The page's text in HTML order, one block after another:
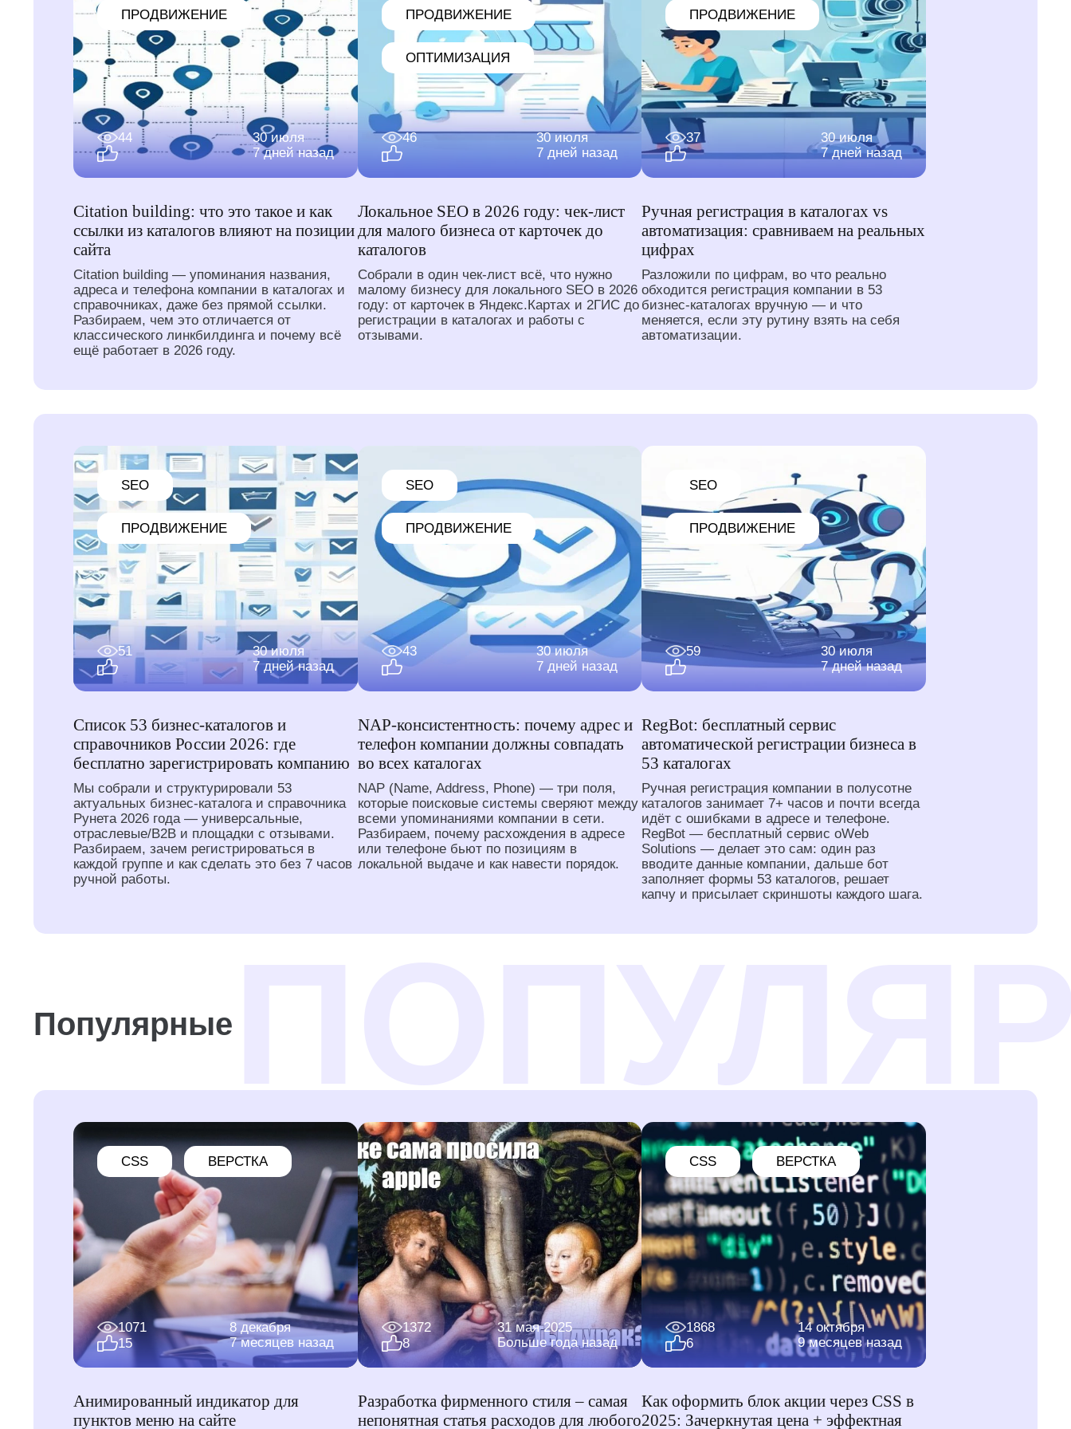
ПРОДВИЖЕНИЕ
44
30 июля
7 дней назад
Citation building: что это такое и как
ссылки из каталогов влияют на позиции
сайта
Citation building — упоминания названия,
адреса и телефона компании в каталогах и
справочниках, даже без прямой ссылки.
Разбираем, чем это отличается от
классического линкбилдинга и почему всё
ещё работает в 2026 году.
ПРОДВИЖЕНИЕ
ОПТИМИЗАЦИЯ
46
30 июля
7 дней назад
Локальное SEO в 2026 году: чек-лист
для малого бизнеса от карточек до
каталогов
Собрали в один чек-лист всё, что нужно
малому бизнесу для локального SEO в 2026
году: от карточек в Яндекс.Картах и 2ГИС до
регистрации в каталогах и работы с
отзывами.
ПРОДВИЖЕНИЕ
37
30 июля
7 дней назад
Ручная регистрация в каталогах vs
автоматизация: сравниваем на реальных
цифрах
Разложили по цифрам, во что реально
обходится регистрация компании в 53
бизнес-каталогах вручную — и что
меняется, если эту рутину взять на себя
автоматизации.
SEO
ПРОДВИЖЕНИЕ
51
30 июля
7 дней назад
Список 53 бизнес-каталогов и
справочников России 2026: где
бесплатно зарегистрировать компанию
Мы собрали и структурировали 53
актуальных бизнес-каталога и справочника
Рунета 2026 года — универсальные,
отраслевые/B2B и площадки с отзывами.
Разбираем, зачем регистрироваться в
каждой группе и как сделать это без 7 часов
ручной работы.
SEO
ПРОДВИЖЕНИЕ
43
30 июля
7 дней назад
NAP-консистентность: почему адрес и
телефон компании должны совпадать
во всех каталогах
NAP (Name, Address, Phone) — три поля,
которые поисковые системы сверяют между
всеми упоминаниями компании в сети.
Разбираем, почему расхождения в адресе
или телефоне бьют по позициям в
локальной выдаче и как навести порядок.
SEO
ПРОДВИЖЕНИЕ
59
30 июля
7 дней назад
RegBot: бесплатный сервис
автоматической регистрации бизнеса в
53 каталогах
Ручная регистрация компании в полусотне
каталогов занимает 7+ часов и почти всегда
идёт с ошибками в адресе и телефоне.
RegBot — бесплатный сервис oWeb
Solutions — делает это сам: один раз
вводите данные компании, дальше бот
заполняет формы 53 каталогов, решает
капчу и присылает скриншоты каждого шага.
Популярные
CSS ВЕРСТКА
1071
15
8 декабря
7 месяцев назад
Анимированный индикатор для
пунктов меню на сайте
1372
8
31 мая 2025
Больше года назад
Разработка фирменного стиля – самая
непонятная статья расходов для любого
CSS ВЕРСТКА
1868
6
14 октября
9 месяцев назад
Как оформить блок акции через CSS в
2025: Зачеркнутая цена + эффектная